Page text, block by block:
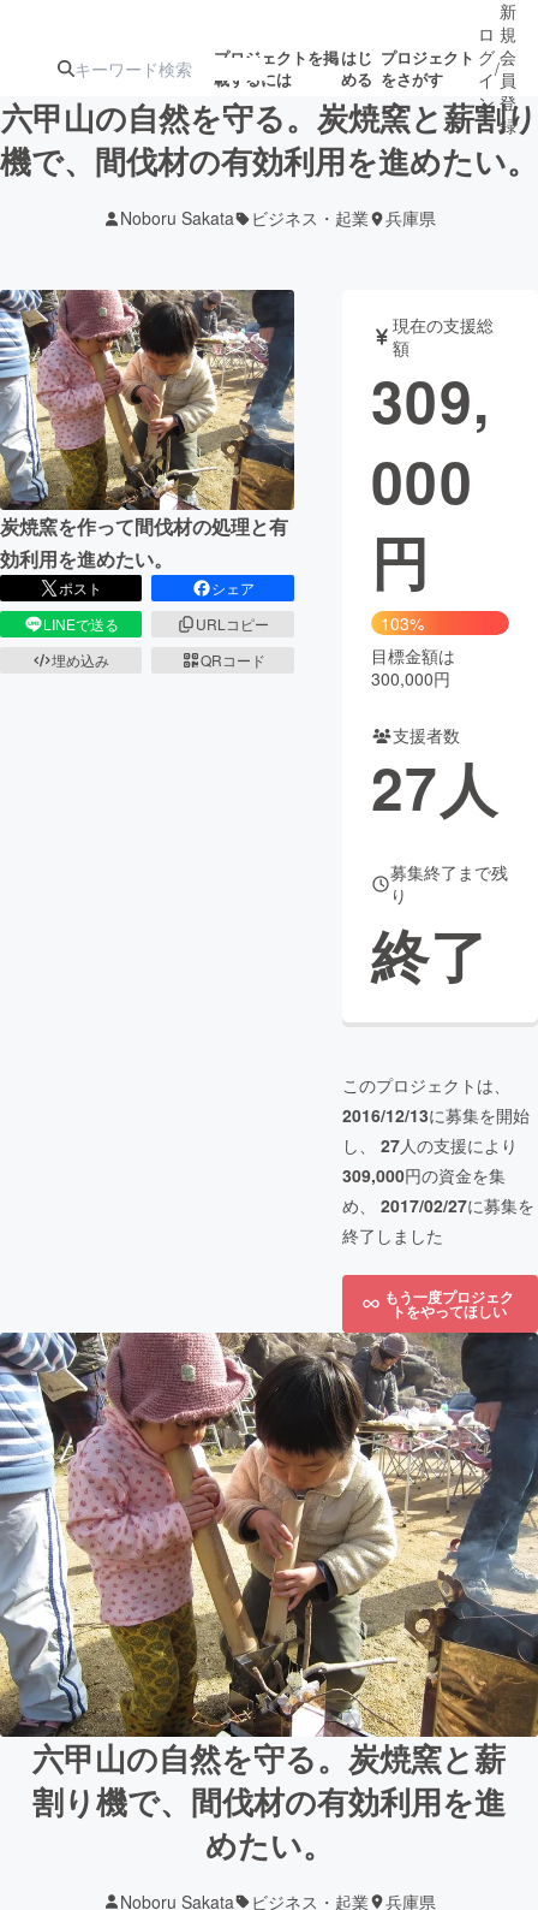
プロジェクトを掲
載するには
はじ
める
プロジェクト
をさがす
ターン
ジェクト
募集終了が近いプ
ロジェクト
されます
アート・写真 音楽
テクノロジー・ガジェット ゲーム・サ
映像・映画
ビジネス・起業
まちづくり・地域活性化
CAMPFIRE for Social Good
CAMPFIRE Creation
コミュニティ
ロ
グ
イ
ン
/
新
規
会
員
登
録
六甲山の自然を守る。炭焼窯と薪割り
機で、間伐材の有効利用を進めたい。
Noboru Sakata ビジネス・起業 兵庫県
炭焼窯を作って間伐材の処理と有
効利用を進めたい。
ポスト
シェア
LINEで送る
URLコピー
埋め込み
QRコード
現在の支援総
額
309,
000
円
103%
目標金額は
300,000円
支援者数
27人
募集終了まで残
り
終了
このプロジェクトは、
2016/12/13に募集を開始
し、 27人の支援により
309,000円の資金を集
め、 2017/02/27に募集を
終了しました
もう一度プロジェク
トをやってほしい
六甲山の自然を守る。炭焼窯と薪
割り機で、間伐材の有効利用を進
めたい。
Noboru Sakata ビジネス・起業 兵庫県